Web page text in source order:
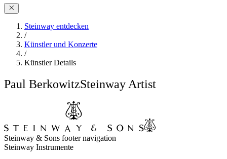
Steinway entdecken
/
Künstler und Konzerte
/
Künstler Details
Paul BerkowitzSteinway Artist
Steinway & Sons footer navigation
Steinway Instrumente